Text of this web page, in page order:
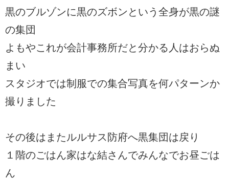
黒のブルゾンに黒のズボンという全身が黒の謎
の集団
よもやこれが会計事務所だと分かる人はおらぬ
まい
スタジオでは制服での集合写真を何パターンか
撮りました
その後はまたルルサス防府へ黒集団は戻り
１階のごはん家はな結さんでみんなでお昼ごは
ん